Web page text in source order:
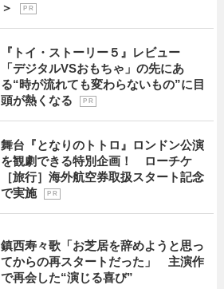
＞
P R
『トイ・ストーリー５』レビュー
「デジタルVSおもちゃ」の先にあ
る“時が流れても変わらないもの”に目
頭が熱くなる
P R
舞台『となりのトトロ』ロンドン公演
を観劇できる特別企画！ ローチケ
［旅行］海外航空券取扱スタート記念
で実施
P R
鎮西寿々歌「お芝居を辞めようと思っ
てからの再スタートだった」 主演作
で再会した“演じる喜び”